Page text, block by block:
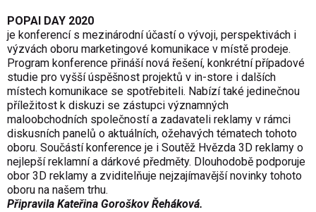
POPAI DAY 2020
je konferencí s mezinárodní účastí o vývoji, perspektivách i
výzvách oboru marketingové komunikace v místě prodeje.
Program konference přináší nová řešení, konkrétní případové
studie pro vyšší úspěšnost projektů v in-store i dalších
místech komunikace se spotřebiteli. Nabízí také jedinečnou
příležitost k diskuzi se zástupci významných
maloobchodních společností a zadavateli reklamy v rámci
diskusních panelů o aktuálních, ožehavých tématech tohoto
oboru. Součástí konference je i Soutěž Hvězda 3D reklamy o
nejlepší reklamní a dárkové předměty. Dlouhodobě podporuje
obor 3D reklamy a zviditelňuje nejzajímavější novinky tohoto
oboru na našem trhu.
Připravila Kateřina Goroškov Řeháková.